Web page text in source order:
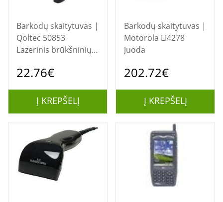
Barkodų skaitytuvas |
Qoltec 50853
Lazerinis brūkšninių
2D | Juoda
22.76€
Į KREPŠELĮ
Barkodų skaitytuvas |
Motorola LI4278
Juoda
202.72€
Į KREPŠELĮ